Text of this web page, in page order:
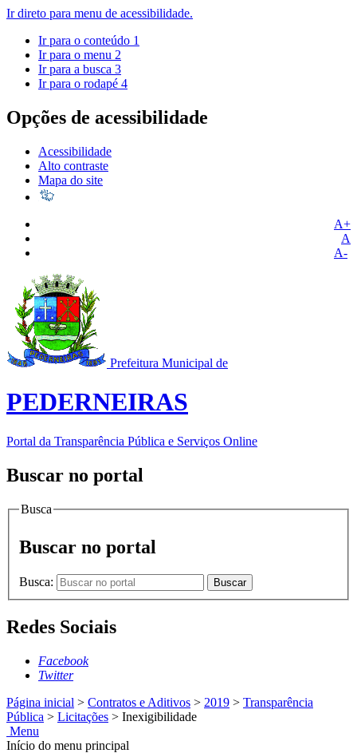
Ir direto para menu de acessibilidade.
Ir para o conteúdo 1
Ir para o menu 2
Ir para a busca 3
Ir para o rodapé 4
Opções de acessibilidade
Acessibilidade
Alto contraste
Mapa do site
A+
A
A-
Prefeitura Municipal de
PEDERNEIRAS
Portal da Transparência Pública e Serviços Online
Buscar no portal
Busca
Buscar no portal
Busca: Buscar
Redes Sociais
Facebook
Twitter
Página inicial > Contratos e Aditivos > 2019 > Transparência
Pública > Licitações > Inexigibilidade
Menu
Início do menu principal